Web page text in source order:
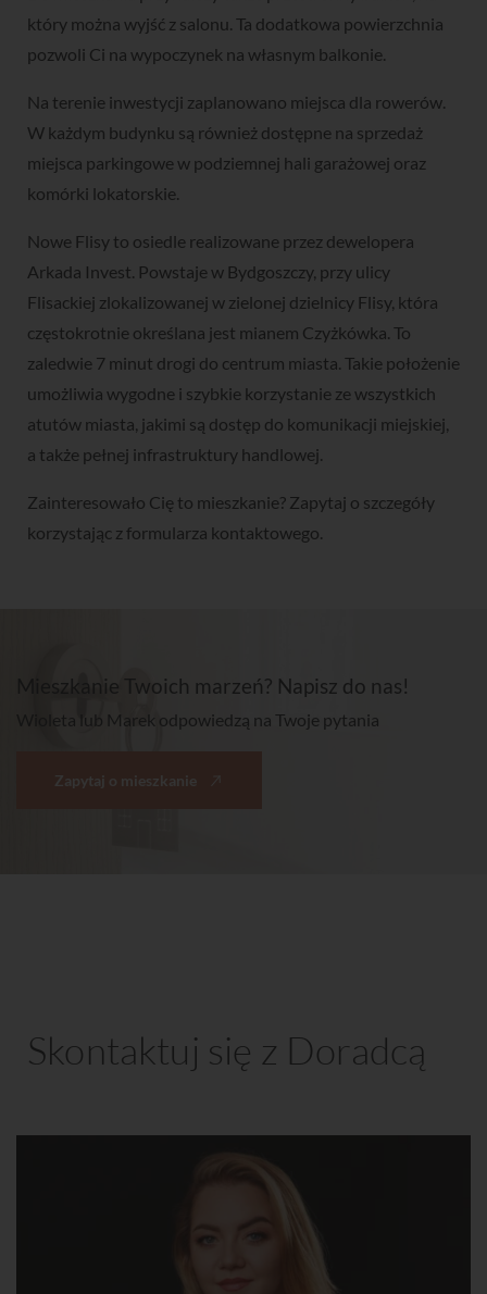
który można wyjść z salonu. Ta dodatkowa powierzchnia
pozwoli Ci na wypoczynek na własnym balkonie.
Na terenie inwestycji zaplanowano miejsca dla rowerów.
W każdym budynku są również dostępne na sprzedaż
miejsca parkingowe w podziemnej hali garażowej oraz
komórki lokatorskie.
Nowe Flisy to osiedle realizowane przez dewelopera
Arkada Invest. Powstaje w Bydgoszczy, przy ulicy
Flisackiej zlokalizowanej w zielonej dzielnicy Flisy, która
częstokrotnie określana jest mianem Czyżkówka. To
zaledwie 7 minut drogi do centrum miasta. Takie położenie
umożliwia wygodne i szybkie korzystanie ze wszystkich
atutów miasta, jakimi są dostęp do komunikacji miejskiej,
a także pełnej infrastruktury handlowej.
Zainteresowało Cię to mieszkanie? Zapytaj o szczegóły
korzystając z formularza kontaktowego.
Mieszkanie Twoich marzeń? Napisz do nas!
Wioleta lub Marek odpowiedzą na Twoje pytania
Zapytaj o mieszkanie
Skontaktuj się z Doradcą